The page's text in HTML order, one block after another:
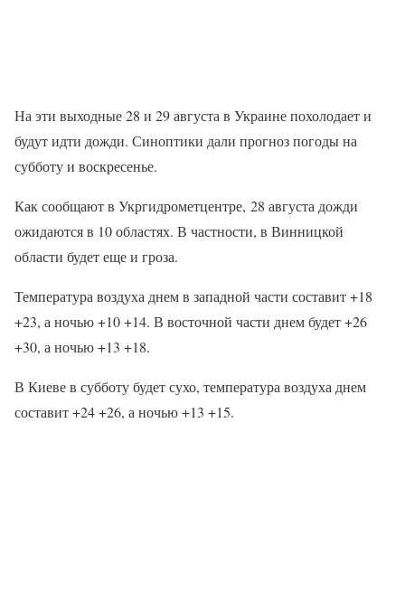
На эти выходные 28 и 29 августа в Украине похолодает и
будут идти дожди. Синоптики дали прогноз погоды на
субботу и воскресенье.
Как сообщают в Укргидрометцентре, 28 августа дожди
ожидаются в 10 областях. В частности, в Винницкой
области будет еще и гроза.
Температура воздуха днем в западной части составит +18
+23, а ночью +10 +14. В восточной части днем будет +26
+30, а ночью +13 +18.
В Киеве в субботу будет сухо, температура воздуха днем
составит +24 +26, а ночью +13 +15.